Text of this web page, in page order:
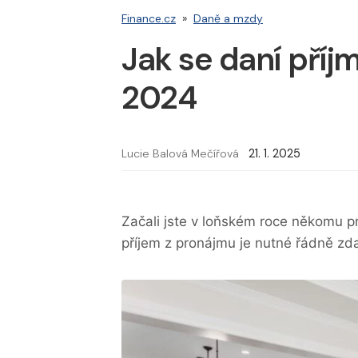
Finance.cz » Daně a mzdy
Jak se daní
2024
Lucie Balová Mečířová 21. 1. 2025
Začali jste v loňském roce někomu
příjem z pronájmu je nutné řádně